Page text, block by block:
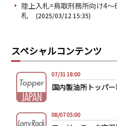
陸上入札=鳥取刑務所向け4
札
(2025/03/12 15:35)
スペシャルコンテンツ
07/31 18:00
国内製油所トッパ
08/07 05:00